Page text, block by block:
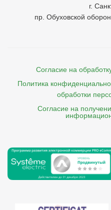
г.
пр. Обуховской
Согласие на
Политика
обработки
Согласие на